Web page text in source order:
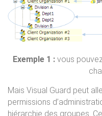
Exemple 1 : vous
Mais Visual Guard peut
permissions
hiérarchie des groupes.